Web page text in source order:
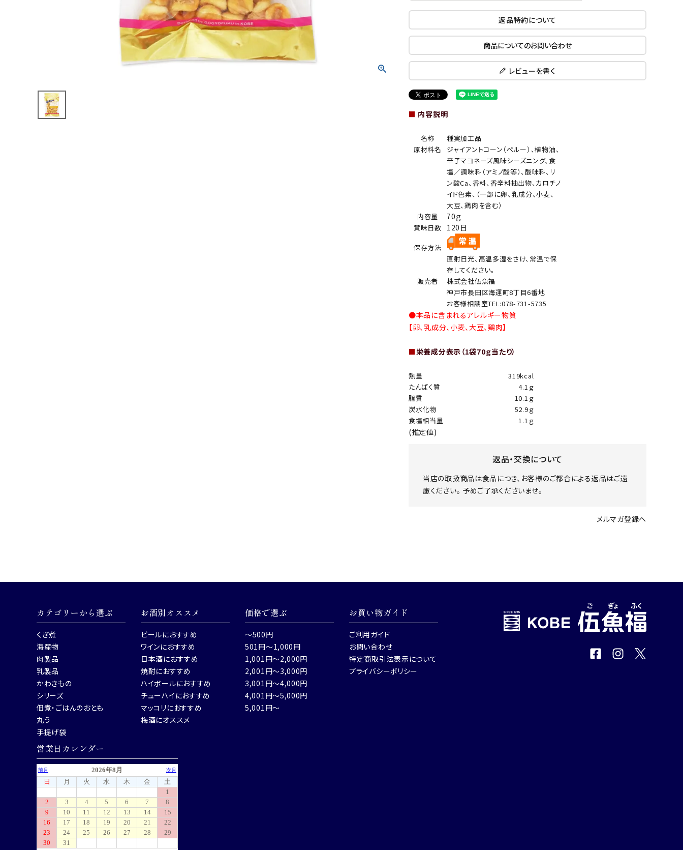
返品特約について
商品についてのお問い合わせ
レビューを書く
■ 内容説明
名称
種実加工品
原材料名
ジャイアントコーン（ペルー）、植物油、
辛子マヨネーズ風味シーズニング、食
塩／調味料（アミノ酸等）、酸味料、リ
ン酸Ca、香料、香辛料抽出物、カロチノ
イド色素、（一部に卵、乳成分、小麦、
大豆、鶏肉を含む）
内容量
70ｇ
賞味日数 120日
保存方法
直射日光、高温多湿をさけ、常温で保
存してください。
販売者
株式会社伍魚福
神戸市長田区海運町8丁目6番地
お客様相談室TEL:078-731-5735
●本品に含まれるアレルギー物質
【卵、乳成分、小麦、大豆、鶏肉】
■栄養成分表示（1袋70ｇ当たり）
熱量
319kcal
たんぱく質
4.1ｇ
脂質
10.1ｇ
炭水化物
52.9ｇ
食塩相当量
1.1ｇ
(推定値)
返品・交換について
当店の取扱商品は食品につき、お客様のご都合による返品はご遠
慮ください。 予めご了承くださいませ。
メルマガ登録へ
カテゴリーから選ぶ
くぎ煮
海産物
肉製品
乳製品
かわきもの
シリーズ
佃煮・ごはんのおとも
丸う
手提げ袋
お酒別オススメ
ビールにおすすめ
ワインにおすすめ
日本酒におすすめ
焼酎におすすめ
ハイボールにおすすめ
チューハイにおすすめ
マッコリにおすすめ
梅酒にオススメ
価格で選ぶ
～500円
501円～1,000円
1,001円～2,000円
2,001円～3,000円
3,001円～4,000円
4,001円～5,000円
5,001円～
お買い物ガイド
ご利用ガイド
お問い合わせ
特定商取引法表示について
プライバシーポリシー
営業日カレンダー